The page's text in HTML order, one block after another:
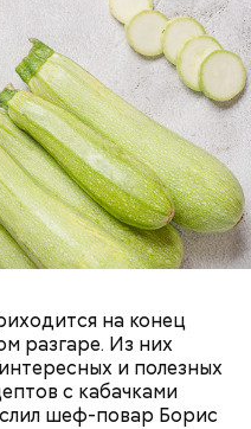
на конец
разгаре. Из них
и полезных
с кабачками
шеф-повар Борис